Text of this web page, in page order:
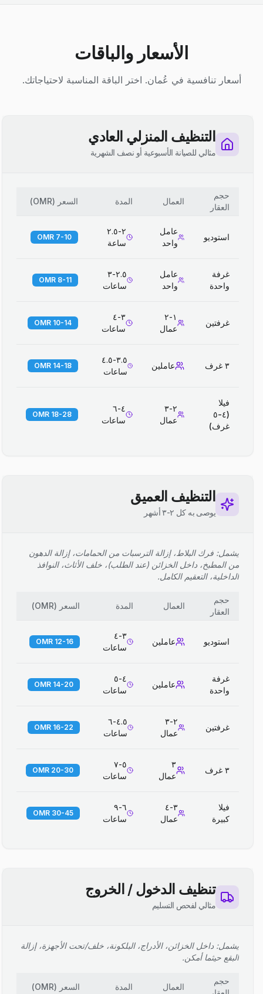
الأسعار والباقات
أسعار تنافسية في عُمان. اختر الباقة المناسبة لاحتياجاتك.
التنظيف المنزلي العادي
مثالي للصيانة الأسبوعية أو نصف الشهرية
حجم
العقار
العمال المدة السعر (
OMR
)
استوديو
عامل
واحد
٢-٢.٥
ساعة
7-10 OMR
غرفة
واحدة
عامل
واحد
٢.٥-٣
ساعات
8-11 OMR
غرفتين
١-٢
عمال
٣-٤
ساعات
10-14 OMR
٣ غرف عاملين
٣.٥-٤.٥
ساعات
14-18 OMR
فيلا
(٤-٥
غرف)
٢-٣
عمال
٤-٦
ساعات
18-28 OMR
التنظيف العميق
يوصى به كل ٢-٣ أشهر
يشمل: فرك البلاط، إزالة الترسبات من الحمامات، إزالة الدهون
من المطبخ، داخل الخزائن (عند الطلب)، خلف الأثاث، النوافذ
الداخلية، التعقيم الكامل.
حجم
العقار
العمال المدة السعر (
OMR
)
استوديو عاملين
٣-٤
ساعات
12-16 OMR
غرفة
واحدة
عاملين
٤-٥
ساعات
14-20 OMR
غرفتين
٢-٣
عمال
٤.٥-٦
ساعات
16-22 OMR
٣ غرف
٣
عمال
٥-٧
ساعات
20-30 OMR
فيلا
كبيرة
٣-٤
عمال
٦-٩
ساعات
30-45 OMR
تنظيف الدخول / الخروج
مثالي لفحص التسليم
يشمل: داخل الخزائن، الأدراج، البلكونة، خلف/تحت الأجهزة، إزالة
البقع حيثما أمكن.
حجم
العمال المدة السعر (
OMR
)